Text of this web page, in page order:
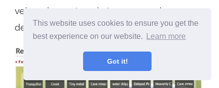
This website uses cookies to ensure you get the
best experience on our website.
Learn more
Got it!
velge elementene i støyen som slapper av
deg mest.